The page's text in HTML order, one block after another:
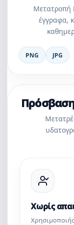
Μετατροπή
έγγραφα,
PNG JPG
Πρόσβαση
Χωρίς